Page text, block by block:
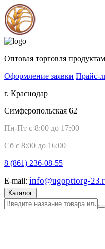
Оптовая торговля
Оформление заявки Прайс-
г. Краснодар
Симферопольская 62
Пн-Пт с 8:00 до 17:00
Сб с 8:00 до 16:00
8 (861) 236-08-55
E-mail: info@ugopttorg-
Каталог